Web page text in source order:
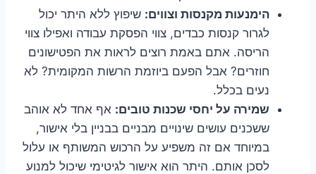
הימנעות מקנסות וצווים: שיפוץ ללא היתר יכול
לגרור קנסות כבדים, צווי הפסקת עבודה ואפילו צווי
הריסה. אתם באמת רוצים לראות את הפטישונים
חוזרים? אבל הפעם ביוזמת הרשות המקומית? לא
נעים בכלל.
שמירה על יחסי שכנות טובים: אף אחד לא אוהב
ששכנים עושים שינויים מבניים בבניין בלי אישור,
במיוחד אם זה משפיע על הרכוש המשותף או עלול
לסכן אותם. היתר הוא אישור לגיטימי שיכול למנוע